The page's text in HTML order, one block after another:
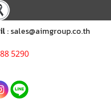
: sales@aimgroup.co.th
5290